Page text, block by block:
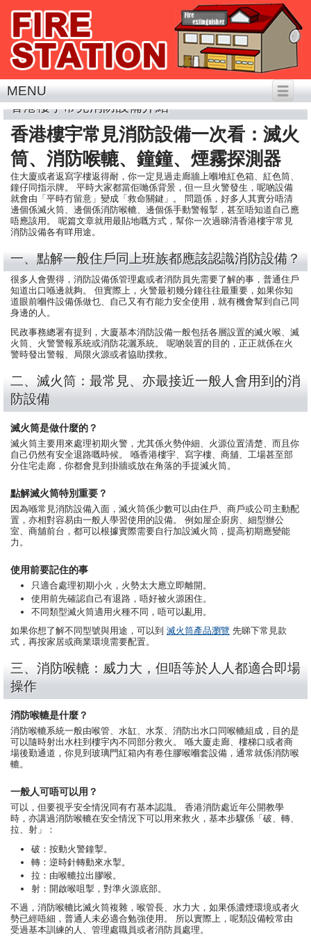
MENU
香港樓宇常見消防設備介紹
香港樓宇常見消防設備一次看：滅火
筒、消防喉轆、鐘鐘、煙霧探測器
住大廈或者返寫字樓返得耐，你一定見過走廊牆上嗰堆紅色箱、紅色筒、
鐘仔同指示牌。 平時大家都當佢哋係背景，但一旦火警發生，呢啲設備
就會由「平時冇留意」變成「救命關鍵」。 問題係，好多人其實分唔清
邊個係滅火筒、邊個係消防喉轆、邊個係手動警報掣，甚至唔知道自己應
唔應該用。 呢篇文章就用最貼地嘅方式，幫你一次過睇清香港樓宇常見
消防設備各有咩用途。
一、點解一般住戶同上班族都應該認識消防設備？
很多人會覺得，消防設備係管理處或者消防員先需要了解的事，普通住戶
知道出口喺邊就夠。 但實際上，火警最初幾分鐘往往最重要，如果你知
道眼前嗰件設備係做乜、自己又有冇能力安全使用，就有機會幫到自己同
身邊的人。
民政事務總署有提到，大廈基本消防設備一般包括各層設置的滅火喉、滅
火筒、火警警報系統或消防花灑系統。 呢啲裝置的目的，正正就係在火
警時發出警報、局限火源或者協助撲救。
二、滅火筒：最常見、亦最接近一般人會用到的消
防設備
滅火筒是做什麼的？
滅火筒主要用來處理初期火警，尤其係火勢仲細、火源位置清楚、而且你
自己仍然有安全退路嘅時候。 喺香港樓宇、寫字樓、商舖、工場甚至部
分住宅走廊，你都會見到掛牆或放在角落的手提滅火筒。
點解滅火筒特別重要？
因為喺常見消防設備入面，滅火筒係少數可以由住戶、商戶或公司主動配
置，亦相對容易由一般人學習使用的設備。 例如屋企廚房、細型辦公
室、商舖前台，都可以根據實際需要自行加設滅火筒，提高初期應變能
力。
使用前要記住的事
只適合處理初期小火，火勢太大應立即離開。
使用前先確認自己有退路，唔好被火源困住。
不同類型滅火筒適用火種不同，唔可以亂用。
如果你想了解不同型號與用途，可以到 滅火筒產品瀏覽 先睇下常見款
式，再按家居或商業環境需要配置。
三、消防喉轆：威力大，但唔等於人人都適合即場
操作
消防喉轆是什麼？
消防喉轆系統一般由喉管、水缸、水泵、消防出水口同喉轆組成，目的是
可以隨時射出水柱到樓宇內不同部分救火。 喺大廈走廊、樓梯口或者商
場後勤通道，你見到玻璃門紅箱內有卷住膠喉嗰套設備，通常就係消防喉
轆。
一般人可唔可以用？
可以，但要視乎安全情況同有冇基本認識。 香港消防處近年公開教學
時，亦講過消防喉轆在安全情況下可以用來救火，基本步驟係「破、轉、
拉、射」：
破：按動火警鐘掣。
轉：逆時針轉動來水掣。
拉：由喉轆拉出膠喉。
射：開啟喉咀掣，對準火源底部。
不過，消防喉轆比滅火筒複雜，喉管長、水力大，如果係濃煙環境或者火
勢已經唔細，普通人未必適合勉強使用。 所以實際上，呢類設備較常由
受過基本訓練的人、管理處職員或者消防員處理。